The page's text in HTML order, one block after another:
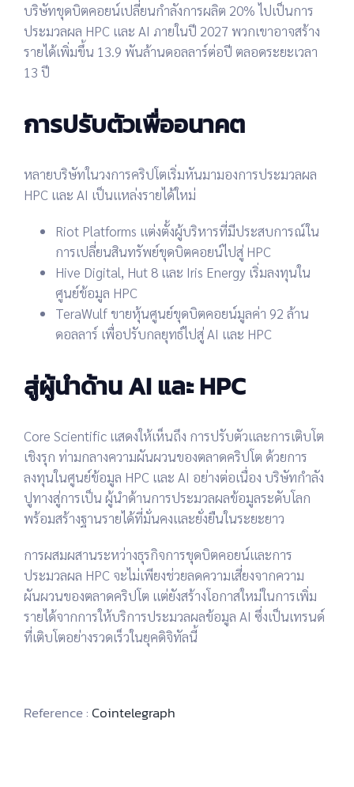
บริษัทขุดบิตคอยน์เปลี่ยนกำลังการผลิต 20% ไปเป็นการ
ประมวลผล HPC และ AI ภายในปี 2027 พวกเขาอาจสร้าง
รายได้เพิ่มขึ้น 13.9 พันล้านดอลลาร์ต่อปี ตลอดระยะเวลา
13 ปี
การปรับตัวเพื่ออนาคต
หลายบริษัทในวงการคริปโตเริ่มหันมามองการประมวลผล
HPC และ AI เป็นแหล่งรายได้ใหม่
Riot Platforms แต่งตั้งผู้บริหารที่มีประสบการณ์ใน
การเปลี่ยนสินทรัพย์ขุดบิตคอยน์ไปสู่ HPC
Hive Digital, Hut 8 และ Iris Energyเริ่มลงทุนใน
ศูนย์ข้อมูล HPC
TeraWulfขายหุ้นศูนย์ขุดบิตคอยน์มูลค่า 92 ล้าน
ดอลลาร์ เพื่อปรับกลยุทธ์ไปสู่ AI และ HPC
สู่ผู้นำด้าน AI และ HPC
Core Scientific แสดงให้เห็นถึง การปรับตัวและการเติบโต
เชิงรุก ท่ามกลางความผันผวนของตลาดคริปโต ด้วยการ
ลงทุนในศูนย์ข้อมูล HPC และ AI อย่างต่อเนื่อง บริษัทกำลัง
ปูทางสู่การเป็น ผู้นำด้านการประมวลผลข้อมูลระดับโลก
พร้อมสร้างฐานรายได้ที่มั่นคงและยั่งยืนในระยะยาว
การผสมผสานระหว่างธุรกิจการขุดบิตคอยน์และการ
ประมวลผล HPC จะไม่เพียงช่วยลดความเสี่ยงจากความ
ผันผวนของตลาดคริปโต แต่ยังสร้างโอกาสใหม่ในการเพิ่ม
รายได้จากการให้บริการประมวลผลข้อมูล AI ซึ่งเป็นเทรนด์
ที่เติบโตอย่างรวดเร็วในยุคดิจิทัลนี้
Reference :Cointelegraph